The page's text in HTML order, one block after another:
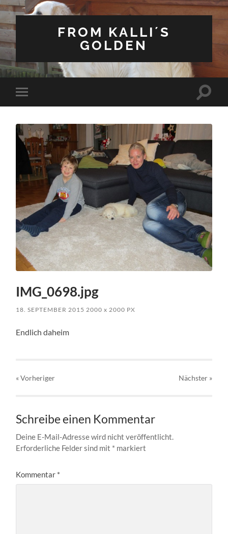
FROM KALLI´S
GOLDEN
Mobile-
Menü
IMG_0698.jpg
18. SEPTEMBER 2015 2000x 2000 PX
Endlich daheim
« Vorheriger Nächster »
Schreibe einen Kommentar
Deine E-Mail-Adresse wird nicht veröffentlicht.
Erforderliche Felder sind mit * markiert
Kommentar *